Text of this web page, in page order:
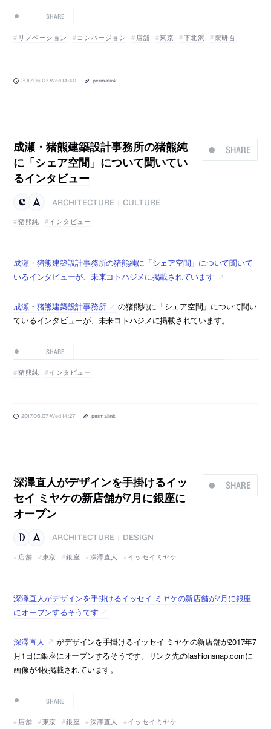
SHARE
リノベーション コンバージョン 店舗 東京 下北沢 隈研吾
2017.06.07 Wed 14:40 permalink
SHARE
成瀬・猪熊建築設計事務所の猪熊純
に「シェア空間」について聞いてい
るインタビュー
ARCHITECTURE
CULTURE
猪熊純
インタビュー
成瀬・猪熊建築設計事務所の猪熊純に「シェア空間」について聞いて
いるインタビューが、未来コトハジメに掲載されています
成瀬・猪熊建築設計事務所
の猪熊純に「シェア空間」について聞い
ているインタビューが、未来コトハジメに掲載されています。
SHARE
猪熊純 インタビュー
2017.06.07 Wed 14:27 permalink
SHARE
深澤直人がデザインを手掛けるイッ
セイ ミヤケの新店舗が7月に銀座に
オープン
ARCHITECTURE
DESIGN
店舗
東京 銀座 深澤直人 イッセイミヤケ
深澤直人がデザインを手掛けるイッセイ ミヤケの新店舗が7月に銀座
にオープンするそうです
深澤直人
がデザインを手掛けるイッセイ ミヤケの新店舗が2017年7
月1日に銀座にオープンするそうです。リンク先のfashionsnap.comに
画像が4枚掲載されています。
SHARE
店舗 東京 銀座 深澤直人 イッセイミヤケ